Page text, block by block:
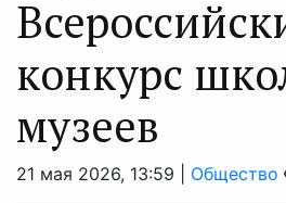
конкурс
музеев
21 мая 2026, 13:59 | Общество